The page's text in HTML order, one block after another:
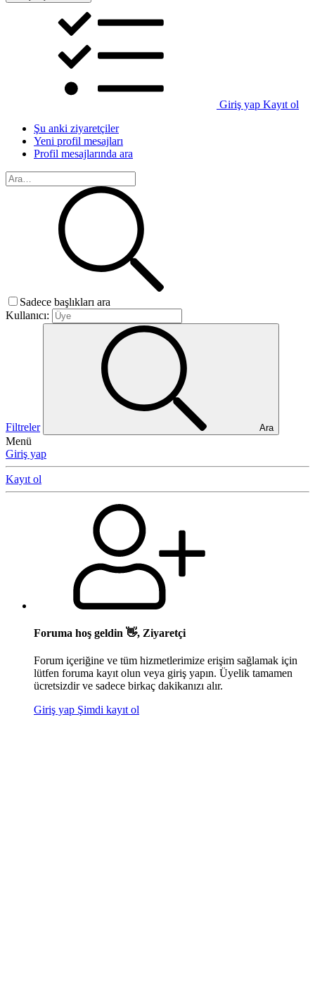
Giriş yap Kayıt ol
Şu anki ziyaretçiler
Yeni profil mesajları
Profil mesajlarında ara
Sadece başlıkları ara
Kullanıcı:
Filtreler Ara
Menü
Giriş yap
Kayıt ol
Foruma hoş geldin 👋, Ziyaretçi
Forum içeriğine ve tüm hizmetlerimize erişim sağlamak için
lütfen foruma kayıt olun veya giriş yapın. Üyelik tamamen
ücretsizdir ve sadece birkaç dakikanızı alır.
Giriş yap Şimdi kayıt ol